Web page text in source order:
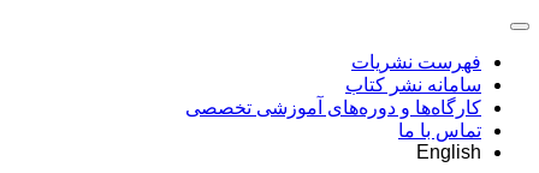
فهرست نشریات
سامانه نشر کتاب
کارگاه‌ها و دوره‌های آموزشی تخصصی
تماس با ما
English